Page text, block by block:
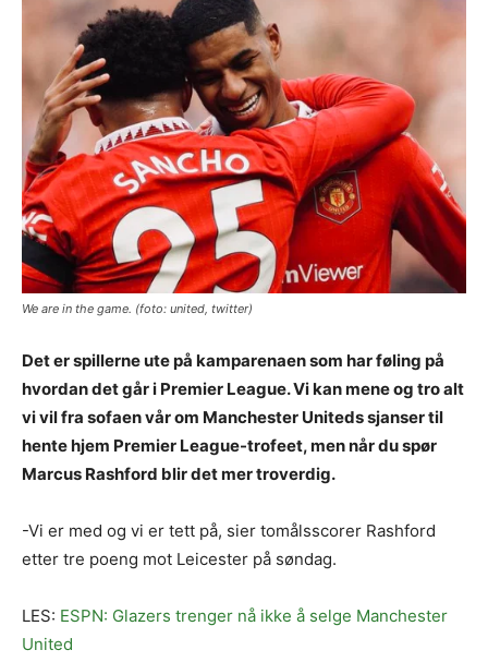
We are in the game. (foto: united, twitter)
Det er spillerne ute på kamparenaen som har føling på
hvordan det går i Premier League. Vi kan mene og tro alt
vi vil fra sofaen vår om Manchester Uniteds sjanser til
hente hjem Premier League-trofeet, men når du spør
Marcus Rashford blir det mer troverdig.
-Vi er med og vi er tett på, sier tomålsscorer Rashford
etter tre poeng mot Leicester på søndag.
LES: ESPN: Glazers trenger nå ikke å selge Manchester
United